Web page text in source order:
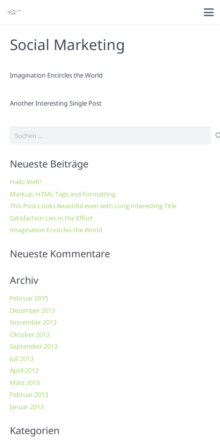
Social Marketing
Imagination Encircles the World
Another Interesting Single Post
Suchen
Neueste Beiträge
Hallo Welt!
Markup: HTML Tags and Formatting
This Post Looks Beautiful even with Long Interesting Title
Satisfaction Lies in the Effort
Imagination Encircles the World
Neueste Kommentare
Archiv
Februar 2015
Dezember 2013
November 2013
Oktober 2013
September 2013
Juli 2013
April 2013
März 2013
Februar 2013
Januar 2013
Kategorien